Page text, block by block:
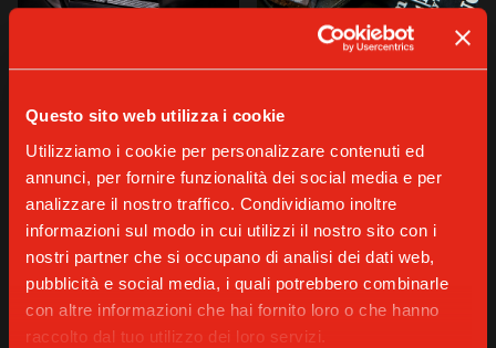
Questo sito web utilizza i cookie
Utilizziamo i cookie per personalizzare contenuti ed
annunci, per fornire funzionalità dei social media e per
analizzare il nostro traffico. Condividiamo inoltre
informazioni sul modo in cui utilizzi il nostro sito con i
nostri partner che si occupano di analisi dei dati web,
pubblicità e social media, i quali potrebbero combinarle
con altre informazioni che hai fornito loro o che hanno
raccolto dal tuo utilizzo dei loro servizi.
Quando Luca accende la sua Classic, l’atmosfera cambia
l’espresso diventa un’occasione per rallentare. Poi, con un
click, anche il macinino entra in funzione. L’aroma intenso di
caffè si diffonde in tutta la cucina e lo invita a rallentare, in
un attimo che è diventato un rituale irrinunciabile. Con
pochi gesti metodici, la tazzina si riempie, e Luca si gusta
questo attimo con calma, prima di uscire, in sella alla sua
moto.